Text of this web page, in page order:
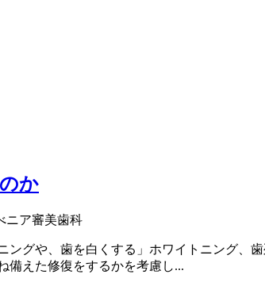
か
ニア審美歯科
グや、歯を白くする」ホワイトニング、
備えた修復をするかを考慮し...